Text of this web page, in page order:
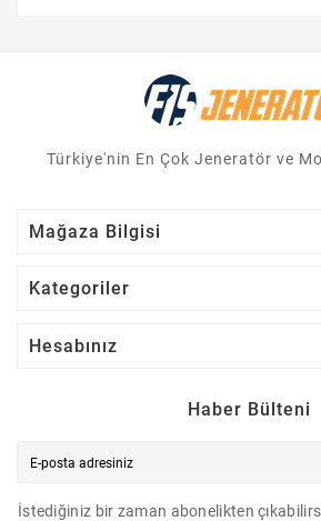
Türkiye'nin En Çok Jeneratör ve
Mağaza Bilgisi
Kategoriler
Hesabınız
Haber Bülteni
İstediğiniz bir zaman abonelikten